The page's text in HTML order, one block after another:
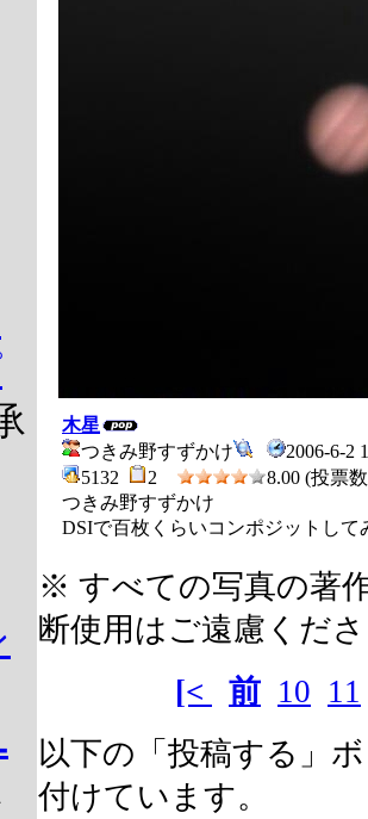
木星
つきみ野すずかけ
2006-6-2
5132
2
8.00 (投票
つきみ野すずかけ
DSIで百枚くらいコンポジットし
※ すべての写真の著
断使用はご遠慮くだ
[<
前 10 11
以下の「投稿する」
付けています。